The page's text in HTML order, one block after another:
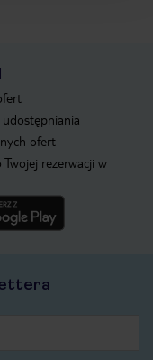
ofert
rezerwacji w